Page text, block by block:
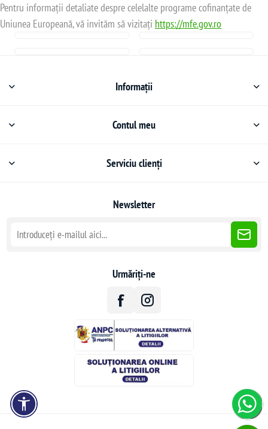
Pentru informații detaliate despre celelalte programe cofinanțate de
Uniunea Europeană, vă invităm să vizitați https://mfe.gov.ro
Informații
Contul meu
Serviciu clienți
Newsletter
Urmăriți-ne